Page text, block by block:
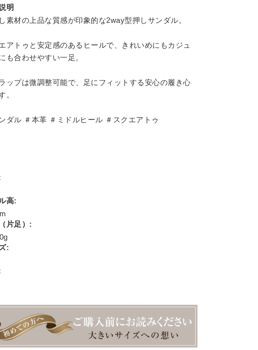
明
素材の上品な質感が印象的な2way型押しサンダル。
アトゥと安定感のあるヒールで、きれいめにもカジュ
も合わせやすい一足。
ップは微調整可能で、足にフィットする安心の履き心
。
ダル ＃本革 ＃ミドルヒール ＃スクエアトゥ
高:
片足）:
: